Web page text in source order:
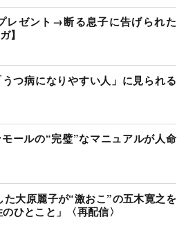
レゼント→断る息子に告げられた
】
うつ病になりやすい人」に見られる
モールの“完璧”なマニュアルが人命
大原麗子が“激おこ”の五木寛之を
ひとこと」〈再配信〉